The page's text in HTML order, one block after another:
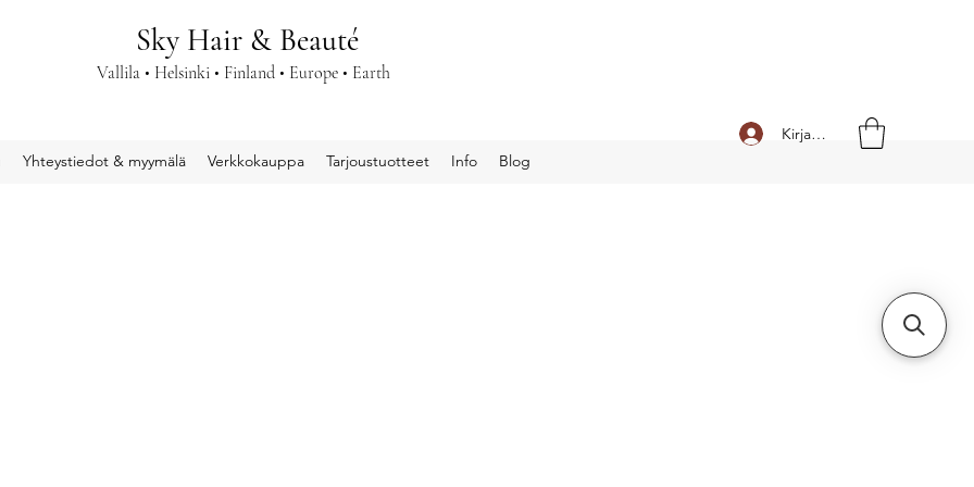
Sky Hair & Beauté
Vallila • Helsinki • Finland • Europe • Earth
Kirjaudu
Yhteystiedot & myymälä Verkkokauppa Tarjoustuotteet Info Blog